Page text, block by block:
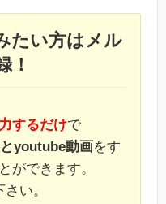
たい方はメル
！
するだけで
youtube動画をす
ができます。
い。